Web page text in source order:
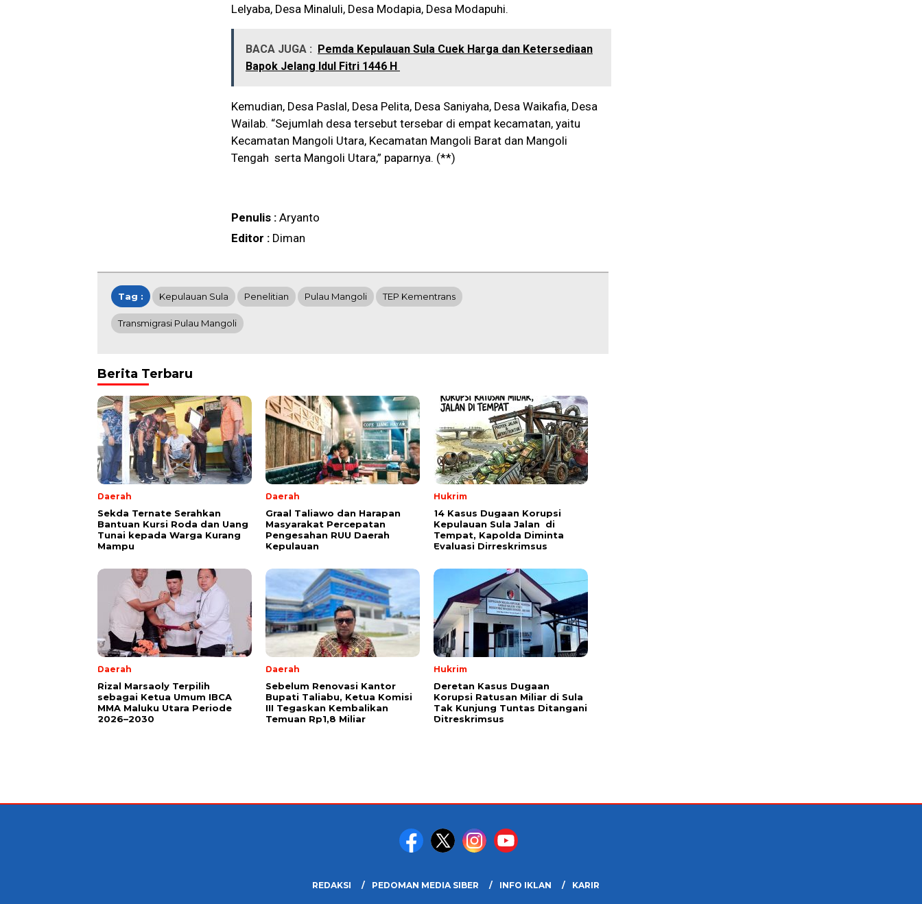
Lelyaba, Desa Minaluli, Desa Modapia, Desa Modapuhi.
BACA JUGA :
Pemda Kepulauan Sula Cuek Harga dan Ketersediaan
Bapok Jelang Idul Fitri 1446 H
Kemudian, Desa Paslal, Desa Pelita, Desa Saniyaha, Desa Waikafia, Desa
Wailab. “Sejumlah desa tersebut tersebar di empat kecamatan, yaitu
Kecamatan Mangoli Utara, Kecamatan Mangoli Barat dan Mangoli
Tengah serta Mangoli Utara,” paparnya. (**)
Penulis : Aryanto
Editor : Diman
Tag : Kepulauan Sula Penelitian Pulau Mangoli TEP Kementrans
Transmigrasi Pulau Mangoli
Berita Terbaru
Daerah
Sekda Ternate Serahkan
Bantuan Kursi Roda dan Uang
Tunai kepada Warga Kurang
Mampu
Daerah
Graal Taliawo dan Harapan
Masyarakat Percepatan
Pengesahan RUU Daerah
Kepulauan
Hukrim
14 Kasus Dugaan Korupsi
Kepulauan Sula Jalan di
Tempat, Kapolda Diminta
Evaluasi Dirreskrimsus
Daerah
Rizal Marsaoly Terpilih
sebagai Ketua Umum IBCA
MMA Maluku Utara Periode
2026–2030
Daerah
Sebelum Renovasi Kantor
Bupati Taliabu, Ketua Komisi
III Tegaskan Kembalikan
Temuan Rp1,8 Miliar
Hukrim
Deretan Kasus Dugaan
Korupsi Ratusan Miliar di Sula
Tak Kunjung Tuntas Ditangani
Ditreskrimsus
REDAKSI PEDOMAN MEDIA SIBER INFO IKLAN KARIR